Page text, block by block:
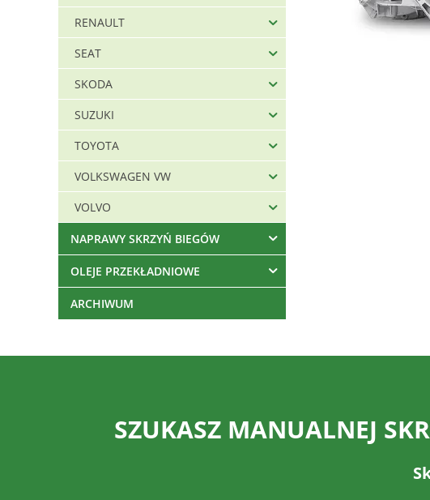
RENAULT
SEAT
SKODA
SUZUKI
TOYOTA
VOLKSWAGEN VW
VOLVO
NAPRAWY SKRZYŃ BIEGÓW
OLEJE PRZEKŁADNIOWE
ARCHIWUM
SZUKASZ MANUALNEJ